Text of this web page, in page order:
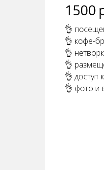
1500
👌
👌 кофе-
👌
👌
👌 доступ
👌 фото и